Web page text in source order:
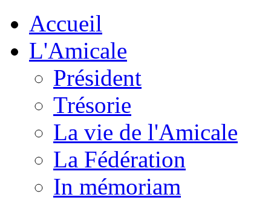
Accueil
L'Amicale
Président
Trésorie
La vie de l'Amicale
La Fédération
In mémoriam